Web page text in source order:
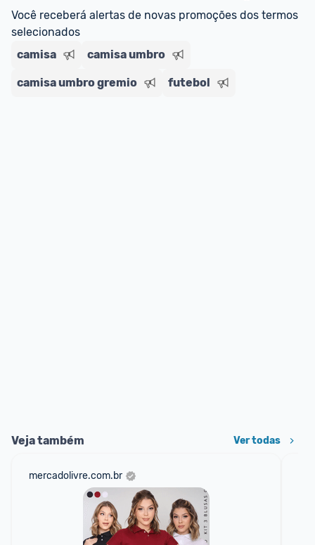
Você receberá alertas de novas promoções dos termos
selecionados
camisa
camisa umbro
camisa umbro gremio futebol
Veja também Ver todas
mercadolivre.com.br